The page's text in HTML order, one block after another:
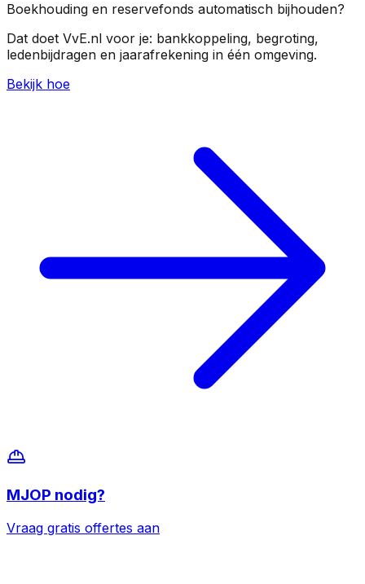
Boekhouding en reservefonds automatisch bijhouden?
Dat doet VvE.nl voor je: bankkoppeling, begroting,
ledenbijdragen en jaarafrekening in één omgeving.
Bekijk hoe
MJOP nodig?
Vraag gratis offertes aan